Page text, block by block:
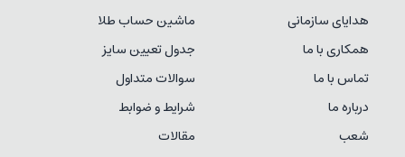
هدایای سازمانی
همکاری با ما
تماس با ما
درباره ما
شعب
ماشین حساب طلا
جدول تعیین سایز
سوالات متداول
شرایط و ضوابط
مقالات